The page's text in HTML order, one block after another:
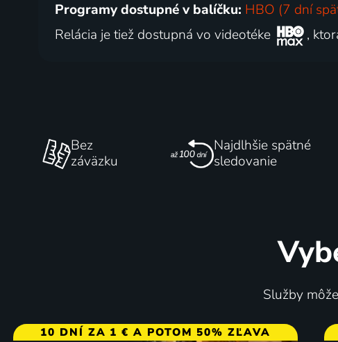
Programy dostupné v balíčku: HBO (7 dní
Relácia je tiež dostupná vo videotéke
,
Bez
záväzku
Najdlhšie spätné
sledovanie
Služby
10 DNÍ ZA 1 € A POTOM 50% ZĽAVA